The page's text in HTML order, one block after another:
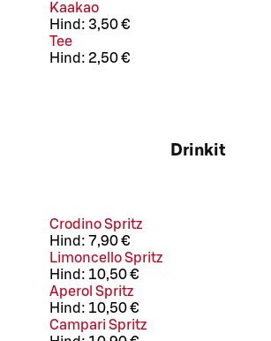
Kaakao
Hind: 3,50 €
Tee
Hind: 2,50 €
Drinkit
Crodino Spritz
Hind: 7,90 €
Limoncello Spritz
Hind: 10,50 €
Aperol Spritz
Hind: 10,50 €
Campari Spritz